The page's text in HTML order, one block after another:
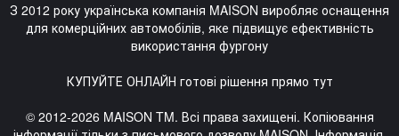
З 2012 року українська компанія MAISON виробляє оснащення
для комерційних автомобілів, яке підвищує ефективність
використання фургону
КУПУЙТЕ ОНЛАЙН готові рішення прямо тут
© 2012-2026 MAISON TM. Всі права захищені. Копіювання